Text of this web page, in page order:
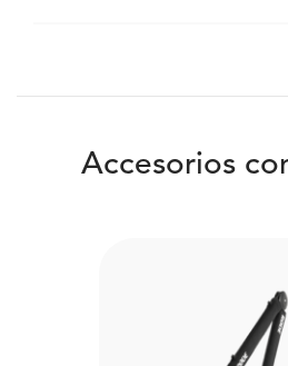
Accesorios